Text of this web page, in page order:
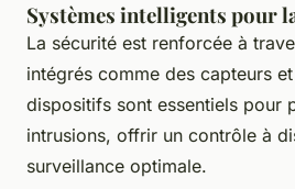
Systèmes intelligents pour
La sécurité est renforcée à
intégrés comme des capteurs
dispositifs sont essentiels pour
intrusions, offrir un contrôle à
surveillance optimale.